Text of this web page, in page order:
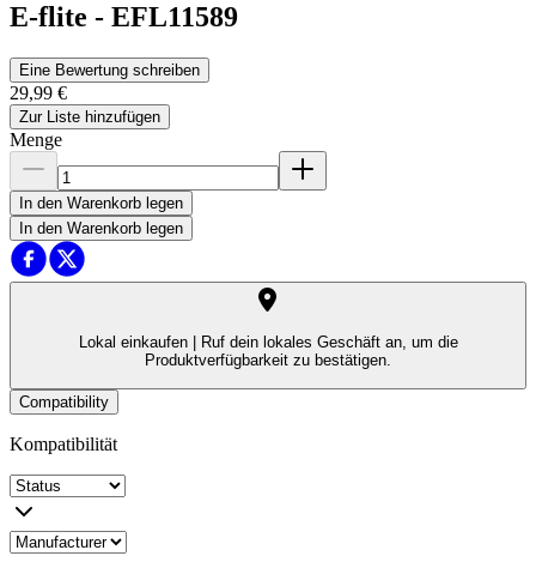
E-flite - EFL11589
Eine Bewertung schreiben
29,99 €
Zur Liste hinzufügen
Menge
In den Warenkorb legen
In den Warenkorb legen
Lokal einkaufen |
Ruf dein lokales Geschäft an, um die
Produktverfügbarkeit zu bestätigen.
Compatibility
Kompatibilität